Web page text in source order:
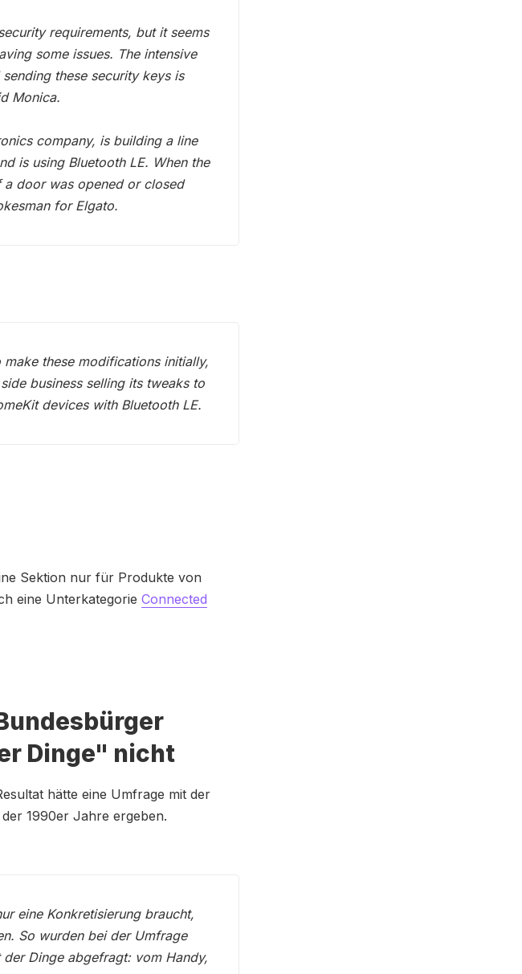
requirements, but it seems
some issues. The intensive
these security keys is
Monica.
company, is building a line
is using Bluetooth LE. When the
door was opened or closed
for Elgato.
these modifications initially,
business selling its tweaks to
devices with Bluetooth LE.
Sektion nur für Produkte von
eine Unterkategorie Connected
Dinge" nicht
hätte eine Umfrage mit der
1990er Jahre ergeben.
eine Konkretisierung braucht,
So wurden bei der Umfrage
Dinge abgefragt: vom Handy,